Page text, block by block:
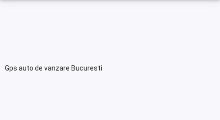
Gps auto de vanzare Bucuresti